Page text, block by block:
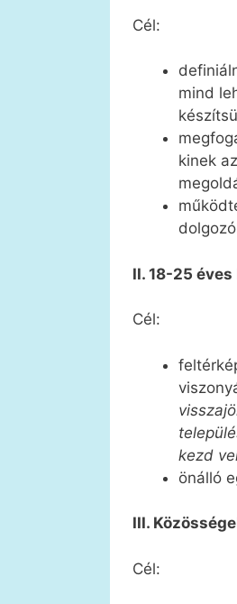
Cél:
mind
kinek
II. 18-25
Cél:
kezd
önálló
III.
Cél: